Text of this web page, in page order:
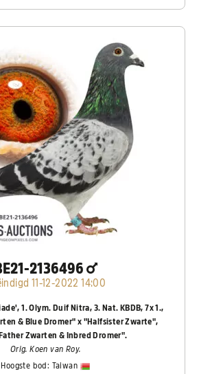
2136496
11-12-2022 14:00
1. Olym. Duif Nitra, 3. Nat. KBDB, 7x 1.,
& Blue Dromer" x "Halfsister Zwarte",
Zwarten & Inbred Dromer".
Orig. Koen van Roy.
Hoogste bod: Taiwan